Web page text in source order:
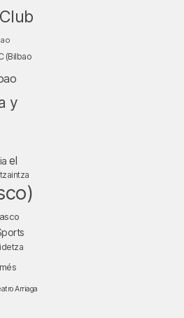
(Bilbao
y
el
Arriaga